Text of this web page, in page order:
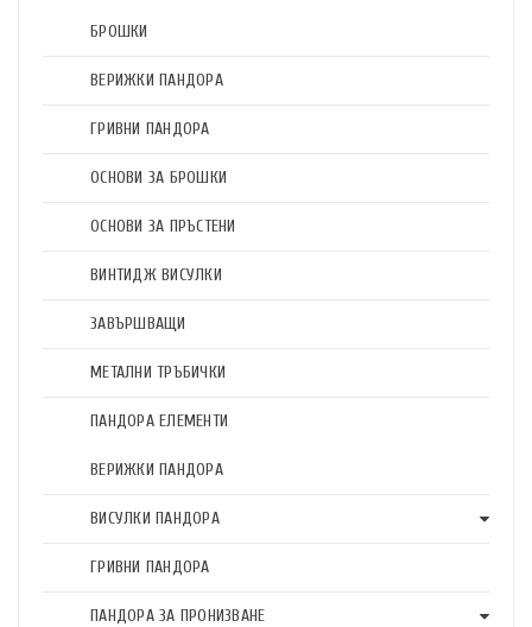
БРОШКИ
ВЕРИЖКИ ПАНДОРА
ГРИВНИ ПАНДОРА
ОСНОВИ ЗА БРОШКИ
ОСНОВИ ЗА ПРЪСТЕНИ
ВИНТИДЖ ВИСУЛКИ
ЗАВЪРШВАЩИ
МЕТАЛНИ ТРЪБИЧКИ
ПАНДОРА ЕЛЕМЕНТИ
ВЕРИЖКИ ПАНДОРА
ВИСУЛКИ ПАНДОРА
ГРИВНИ ПАНДОРА
ПАНДОРА ЗА ПРОНИЗВАНЕ